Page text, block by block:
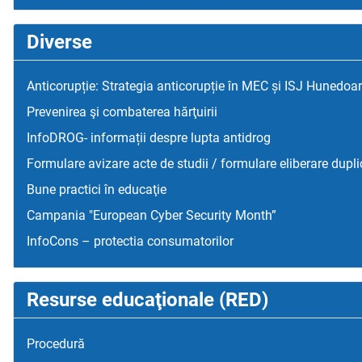
Diverse
Anticorupție: Strategia anticorupție în MEC și ISJ
Prevenirea şi combaterea hărţuirii
InfoDROG- informații despre lupta antidrog
Formulare avizare acte de studii / formulare eliberare
Bune practici în educaţie
Campania "European Cyber Security Month”
InfoCons – protectia consumatorilor
Resurse educaţionale (RED)
Procedură